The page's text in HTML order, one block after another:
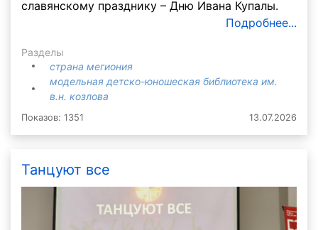
славянскому празднику – Дню Ивана Купалы.
Подробнее...
Разделы
страна мегиония
модельная детско-юношеская библиотека им.
в.н. козлова
Показов: 1351 13.07.2026
Танцуют все